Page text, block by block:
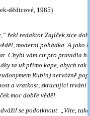
dědicové, 1985)
řekl redaktor Zajíček sice
moderní pohádka. A jako
Chybí vám cit pro pravidla
ta už přímo kape, abych tak
Rubín) nervózně
a vratkost, zkracující trvání
moc dobře věděl.
se podotknout. „Víte,